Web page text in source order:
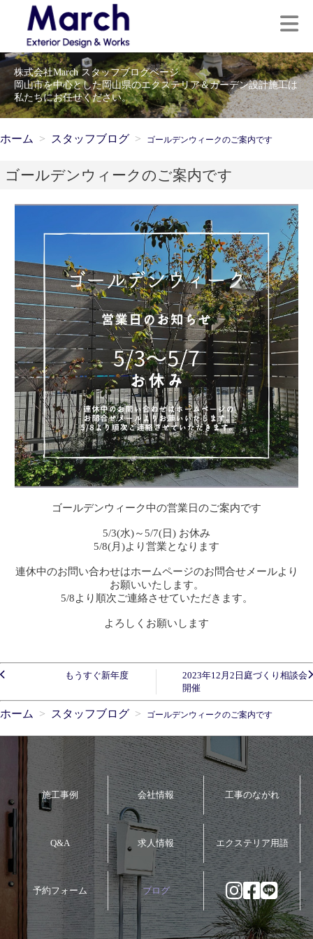
株式会社March スタッフブログページ
岡山市を中心とした岡山県のエクステリア＆ガーデン設計施工は
私たちにお任せください。
ホーム スタッフブログ ゴールデンウィークのご案内です
ゴールデンウィークのご案内です
ゴールデンウィーク中の営業日のご案内です
5/3(水)～5/7(日) お休み
5/8(月)より営業となります
連休中のお問い合わせはホームページのお問合せメールより
お願いいたします。
5/8より順次ご連絡させていただきます。
よろしくお願いします
2023年12月2日庭づくり相談会
開催
もうすぐ新年度
ホーム スタッフブログ ゴールデンウィークのご案内です
施工事例 会社情報 工事のながれ
Q&A 求人情報 エクステリア用語
予約フォーム ブログ